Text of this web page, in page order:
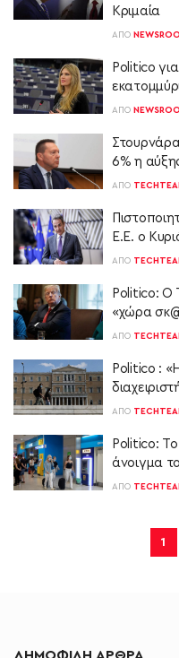
Κριμαία
ΑΠΌ
Politico
ΑΠΌ
6% η
ΑΠΌ
Ε.Ε. ο
ΑΠΌ
Politico: O
«χώρα
ΑΠΌ
Politico :
ΑΠΌ
Politico:
άνοιγμα
ΑΠΌ
1